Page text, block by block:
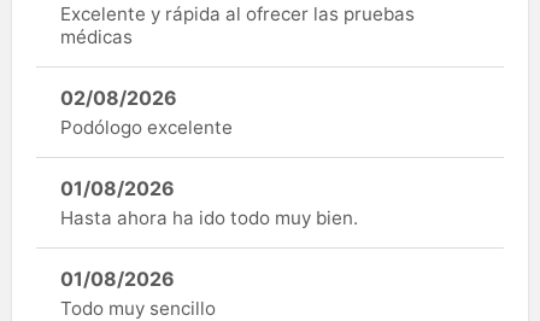
Excelente y rápida al ofrecer las pruebas
médicas
02/08/2026
Podólogo excelente
01/08/2026
Hasta ahora ha ido todo muy bien.
01/08/2026
Todo muy sencillo